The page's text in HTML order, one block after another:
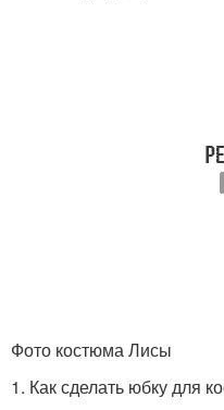
Фото костюма Лисы
1. Как сделать юбку для